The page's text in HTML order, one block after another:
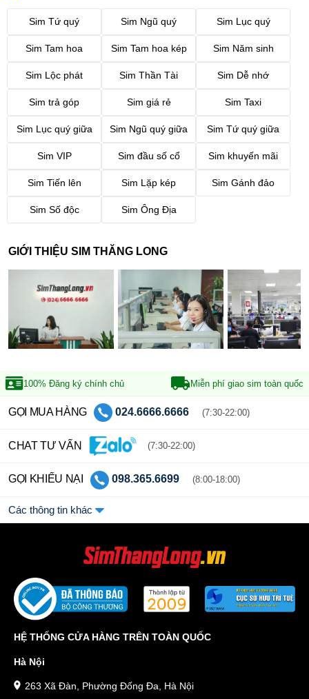
Sim Tứ quý Sim Ngũ quý Sim Lục quý
Sim Tam hoa Sim Tam hoa kép Sim Năm sinh
Sim Lộc phát Sim Thần Tài Sim Dễ nhớ
Sim trả góp Sim giá rẻ Sim Taxi
Sim Lục quý giữa Sim Ngũ quý giữa Sim Tứ quý giữa
Sim VIP Sim đầu số cổ Sim khuyến mãi
Sim Tiến lên Sim Lặp kép Sim Gánh đảo
Sim Số độc Sim Ông Địa
GIỚI THIỆU SIM THĂNG LONG
100% Đăng ký chính chủ Miễn phí giao sim toàn quốc
GỌI MUA HÀNG 024.6666.6666 (7:30-22:00)
CHAT TƯ VẤN (7:30-22:00)
GỌI KHIẾU NẠI 098.365.6699 (8:00-18:00)
Các thông tin khác
HỆ THỐNG CỬA HÀNG TRÊN TOÀN QUỐC
Hà Nội
263 Xã Đàn, Phường Đống Đa, Hà Nội